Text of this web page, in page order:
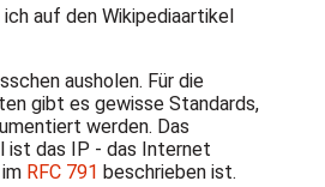
auf den Wikipediaartikel
ausholen. Für die
gibt es gewisse Standards,
werden. Das
ist das IP- das Internet
RFC791 beschrieben ist.